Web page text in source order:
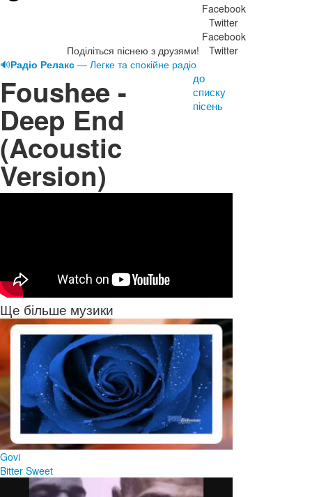
Поділіться піснею з друзями!
Facebook
Twitter
Facebook
Twitter
🔊Радіо Релакс — Легке та спокійне радіо
Foushee -
Deep End
(Acoustic
Version)
до
списку
пісень
Ще більше музики
Govi
Bitter Sweet